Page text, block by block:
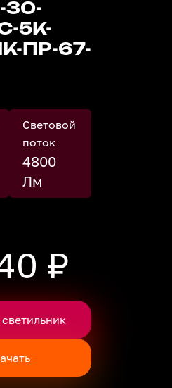
30-
5К-
ПР-67-
Световой
поток
4800
Лм
₽
светильник